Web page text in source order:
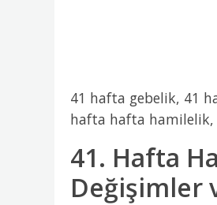
41 hafta gebelik, 41
hafta hafta
41. Hafta
Değişimler